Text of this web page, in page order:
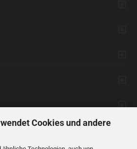
Cookies und andere